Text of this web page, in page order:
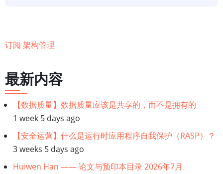
架
理
开
源
EA
管
理
订阅 架构管理
最新内容
【数据质量】数据质量应该是共享的，而不是拥有的
1 week 5 days ago
【安全运营】什么是运行时应用程序自我保护（RASP）？
3 weeks 5 days ago
Huiwen Han —— 论文与预印本目录 2026年7月